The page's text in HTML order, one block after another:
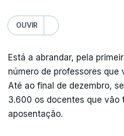
OUVIR
Está a abrandar, pela
número de professores que
Até ao final de dezembro,
3.600 os docentes que vão
aposentação.